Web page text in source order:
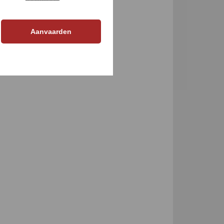
Aanvaarden